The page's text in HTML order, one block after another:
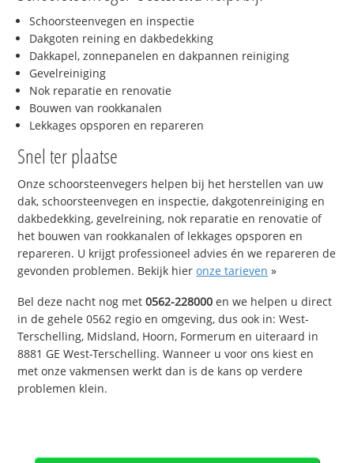
Schoorsteenvegen en inspectie
Dakgoten reining en dakbedekking
Dakkapel, zonnepanelen en dakpannen reiniging
Gevelreiniging
Nok reparatie en renovatie
Bouwen van rookkanalen
Lekkages opsporen en repareren
Snel ter plaatse
Onze schoorsteenvegers helpen bij het herstellen van uw
dak, schoorsteenvegen en inspectie, dakgotenreiniging en
dakbedekking, gevelreining, nok reparatie en renovatie of
het bouwen van rookkanalen of lekkages opsporen en
repareren. U krijgt professioneel advies én we repareren de
gevonden problemen. Bekijk hieronze tarieven »
Bel deze nacht nog met0562-228000 en we helpen u direct
in de gehele 0562 regio en omgeving, dus ook in: West-
Terschelling, Midsland, Hoorn, Formerum en uiteraard in
8881 GE West-Terschelling. Wanneer u voor ons kiest en
met onze vakmensen werkt dan is de kans op verdere
problemen klein.